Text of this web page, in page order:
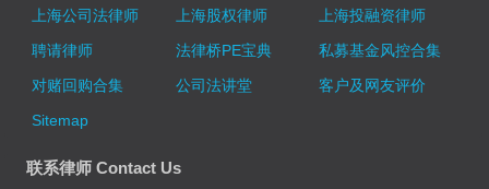
上海公司法律师
上海股权律师
上海投融资律师
聘请律师
法律桥PE宝典
私募基金风控合集
对赌回购合集
公司法讲堂
客户及网友评价
Sitemap
联系律师 Contact Us